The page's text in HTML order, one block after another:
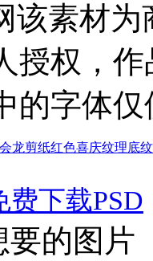
该素材
授权，
的字体
龙剪纸红色喜庆纹理底纹
费下载PSD
要的图片